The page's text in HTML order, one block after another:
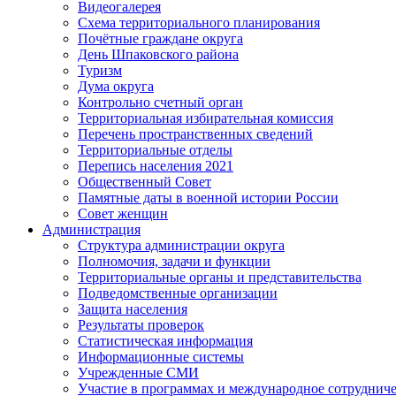
Видеогалерея
Схема территориального планирования
Почётные граждане округа
День Шпаковского района
Туризм
Дума округа
Контрольно счетный орган
Территориальная избирательная комиссия
Перечень пространственных сведений
Территориальные отделы
Перепись населения 2021
Общественный Совет
Памятные даты в военной истории России
Совет женщин
Администрация
Структура администрации округа
Полномочия, задачи и функции
Территориальные органы и представительства
Подведомственные организации
Защита населения
Результаты проверок
Статистическая информация
Информационные системы
Учрежденные СМИ
Участие в программах и международное